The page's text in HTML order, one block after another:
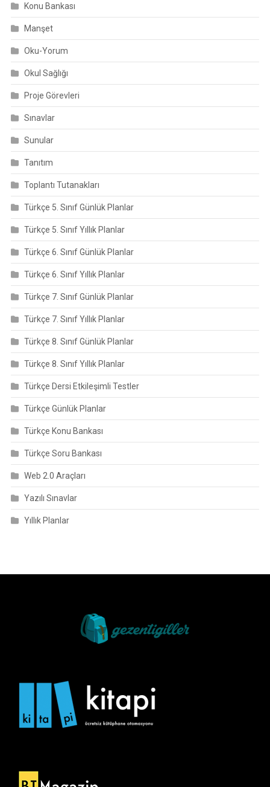
Konu Bankası
Manşet
Oku-Yorum
Okul Sağlığı
Proje Görevleri
Sınavlar
Sunular
Tanıtım
Toplantı Tutanakları
Türkçe 5. Sınıf Günlük Planlar
Türkçe 5. Sınıf Yıllık Planlar
Türkçe 6. Sınıf Günlük Planlar
Türkçe 6. Sınıf Yıllık Planlar
Türkçe 7. Sınıf Günlük Planlar
Türkçe 7. Sınıf Yıllık Planlar
Türkçe 8. Sınıf Günlük Planlar
Türkçe 8. Sınıf Yıllık Planlar
Türkçe Dersi Etkileşimli Testler
Türkçe Günlük Planlar
Türkçe Konu Bankası
Türkçe Soru Bankası
Web 2.0 Araçları
Yazılı Sınavlar
Yıllık Planlar